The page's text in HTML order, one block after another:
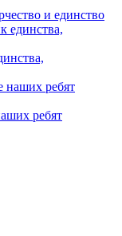
и единство
ребят